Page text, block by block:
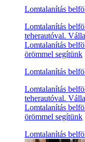
Lomtalanítás
Lomtalanítás
teherautóval.
Lomtalanítás
örömmel segítünk
Lomtalanítás
Lomtalanítás
teherautóval.
Lomtalanítás
örömmel segítünk
Lomtalanítás